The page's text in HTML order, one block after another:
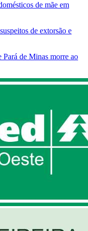
de mãe em
de extorsão e
Pará de Minas morre ao